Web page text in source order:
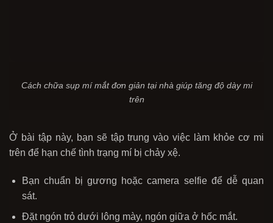
Cách chữa sụp mí mắt đơn giản tại nhà giúp tăng độ dày mi
trên
Ở bài tập này, bạn sẽ tập trung vào việc làm khỏe cơ mi
trên để hạn chế tình trạng mí bị chảy xệ.
Bạn chuẩn bị gương hoặc camera selfie để dễ quan
sát.
Đặt ngón trỏ dưới lông mày, ngón giữa ở hốc mắt.